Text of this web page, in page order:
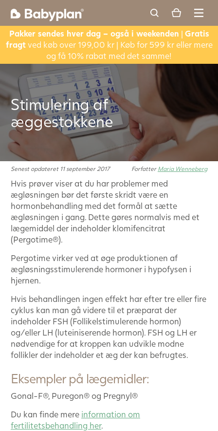
Pakker sendes hver dag – også i weekenden | Gratis
fragtved køb over 199,00 kr | Køb for 599 kr eller mere
og få 10% rabat med det samme!
Stimulering af
æggestokkene
Senest opdateret 11 september 2017 Forfatter Maria Wenneberg
Hvis prøver viser at du har problemer med
ægløsningen bør det første skridt være en
hormonbehandling med det formål at sætte
ægløsningen i gang. Dette gøres normalvis med et
lægemiddel der indeholder klomifencitrat
(Pergotime®).
Pergotime virker ved at øge produktionen af
ægløsningsstimulerende hormoner i hypofysen i
hjernen.
Hvis behandlingen ingen effekt har efter tre eller fire
cyklus kan man gå videre til et præparat der
indeholder FSH (Follikelstimulerende hormon)
og/eller LH (luteiniserende hormon). FSH og LH er
nødvendige for at kroppen kan udvikle modne
follikler der indeholder et æg der kan befrugtes.
Eksempler på lægemidler:
Gonal-F®, Puregon® og Pregnyl®
Du kan finde mere information om
fertilitetsbehandling her.